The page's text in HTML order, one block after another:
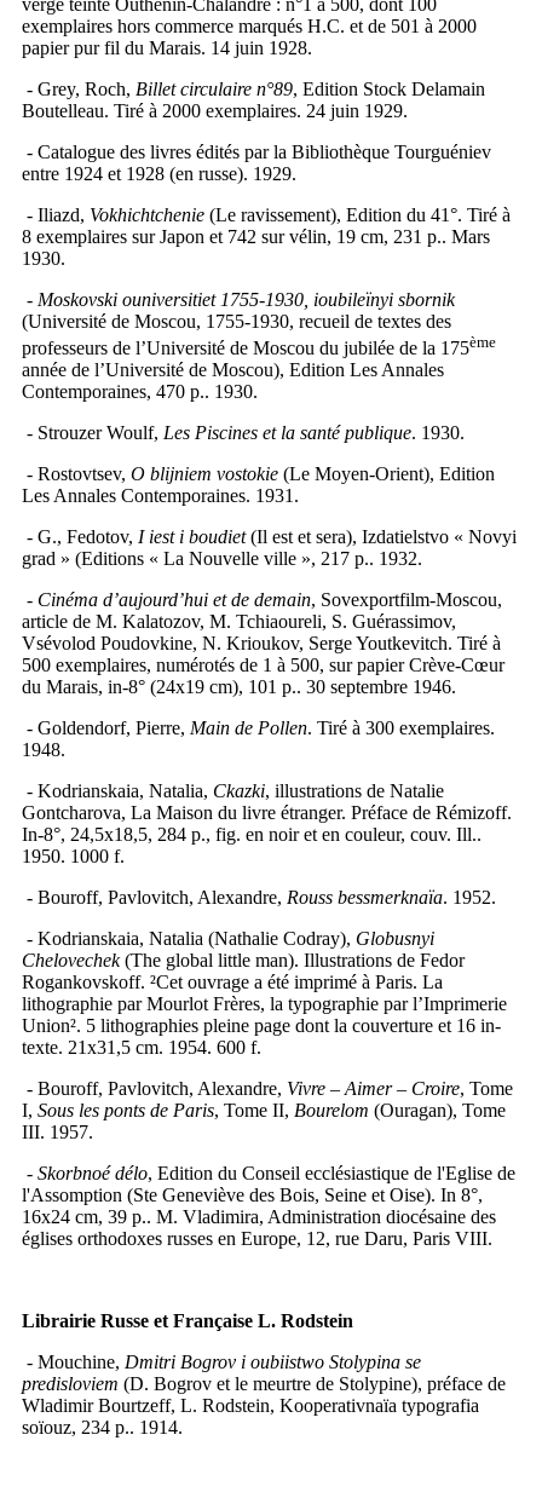
vergé teinté Outhenin-Chalandre : n°1 à 500, dont 100
exemplaires hors commerce marqués H.C. et de 501 à 2000
papier pur fil du Marais. 14 juin 1928.
- Grey, Roch, Billet circulaire n°89, Edition Stock Delamain
Boutelleau. Tiré à 2000 exemplaires. 24 juin 1929.
- Catalogue des livres édités par la Bibliothèque Tourguéniev
entre 1924 et 1928 (en russe). 1929.
- Iliazd, Vokhichtchenie (Le ravissement), Edition du 41°. Tiré à
8 exemplaires sur Japon et 742 sur vélin, 19 cm, 231 p.. Mars
1930.
- Moskovski ouniversitiet 1755-1930, ioubileïnyi sbornik
(Université de Moscou, 1755-1930, recueil de textes des
professeurs de l’Université de Moscou du jubilée de la 175ème
année de l’Université de Moscou), Edition Les Annales
Contemporaines, 470 p.. 1930.
- Strouzer Woulf, Les Piscines et la santé publique. 1930.
- Rostovtsev, O blijniem vostokie (Le Moyen-Orient), Edition
Les Annales Contemporaines. 1931.
- G., Fedotov, I iest i boudiet(Il est et sera), Izdatielstvo « Novyi
grad » (Editions « La Nouvelle ville », 217 p.. 1932.
- Cinéma d’aujourd’hui et de demain, Sovexportfilm-Moscou,
article de M. Kalatozov, M. Tchiaoureli, S. Guérassimov,
Vsévolod Poudovkine, N. Krioukov, Serge Youtkevitch. Tiré à
500 exemplaires, numérotés de 1 à 500, sur papier Crève-Cœur
du Marais, in-8° (24x19 cm), 101 p.. 30 septembre 1946.
- Goldendorf, Pierre, Main de Pollen. Tiré à 300 exemplaires.
1948.
- Kodrianskaia, Natalia, Ckazki, illustrations de Natalie
Gontcharova, La Maison du livre étranger. Préface de Rémizoff.
In-8°, 24,5x18,5, 284 p., fig. en noir et en couleur, couv. Ill..
1950. 1000 f.
- Bouroff, Pavlovitch, Alexandre, Rouss bessmerknaïa. 1952.
- Kodrianskaia, Natalia (Nathalie Codray), Globusnyi
Chelovechek(The global little man). Illustrations de Fedor
Rogankovskoff. ²Cet ouvrage a été imprimé à Paris. La
lithographie par Mourlot Frères, la typographie par l’Imprimerie
Union². 5 lithographies pleine page dont la couverture et 16 in-
texte. 21x31,5 cm. 1954. 600 f.
- Bouroff, Pavlovitch, Alexandre, Vivre – Aimer – Croire, Tome
I, Sous les ponts de Paris, Tome II, Bourelom (Ouragan), Tome
III. 1957.
- Skorbnoé délo, Edition du Conseil ecclésiastique de l'Eglise de
l'Assomption (Ste Geneviève des Bois, Seine et Oise). In 8°,
16x24 cm, 39 p.. M. Vladimira, Administration diocésaine des
églises orthodoxes russes en Europe, 12, rue Daru, Paris VIII.
Librairie Russe et Française L. Rodstein
- Mouchine, Dmitri Bogrov i oubiistwo Stolypina se
predisloviem (D. Bogrov et le meurtre de Stolypine), préface de
Wladimir Bourtzeff, L. Rodstein, Kooperativnaïa typografia
soïouz, 234 p.. 1914.